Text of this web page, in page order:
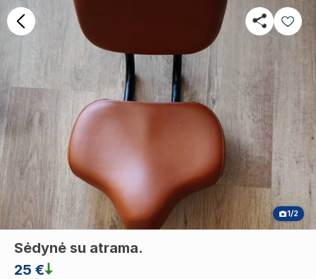
1/2
25 €
Sėdynė su atrama.